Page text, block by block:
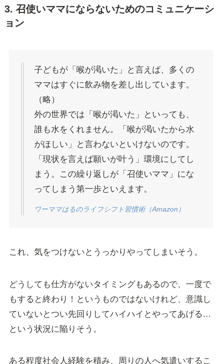
3. 召使いママにならないためのコミュニケーシ
ョン
子どもが「喉が渇いた」と言えば、多くの
ママはすぐに飲み物を差し出しています。
（略）
外の世界では「喉が渇いた」といっても、
誰も水をくれません。「喉が渇いたから水
がほしい」と言わないといけないのです。
「現状を言えば願いが叶う」環境にしてし
まう。この繰り返しが「召使いママ」にな
ってしまう第一歩といえます。
ワーママはるのライフシフト習慣術（Amazon）
これ、気をつけないとうっかりやってしまいそう。
どうしても仕方がないタイミングもあるので、一度で
もすると終わり！というものではないけれど、意識し
ていないとつい先回りしてハイハイとやってあげる…
という状況に陥りそう。
ある程度社会人経験を積み、周りの人へ気遣いするこ